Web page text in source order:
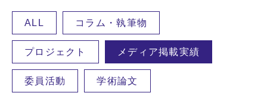
ALL コラム・執筆物
プロジェクト メディア掲載実績
委員活動 学術論文